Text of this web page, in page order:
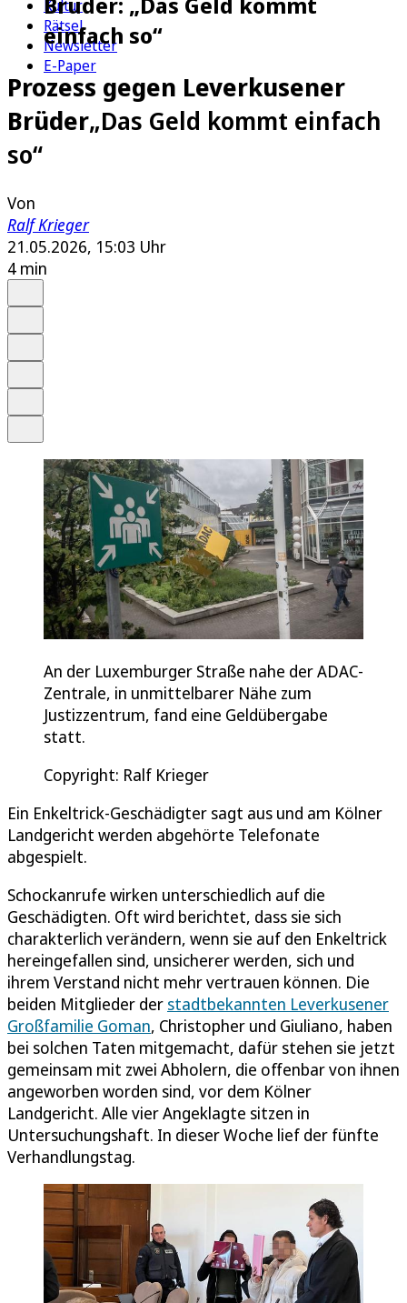
Kultur
Rätsel
Newsletter
E-Paper
einfach so“
Prozess gegen Leverkusener
Brüder„Das Geld kommt einfach
so“
Von
Ralf Krieger
21.05.2026, 15:03 Uhr
4 min
An der Luxemburger Straße nahe der ADAC-
Zentrale, in unmittelbarer Nähe zum
Justizzentrum, fand eine Geldübergabe
statt.
Copyright: Ralf Krieger
Ein Enkeltrick-Geschädigter sagt aus und am Kölner
Landgericht werden abgehörte Telefonate
abgespielt.
Schockanrufe wirken unterschiedlich auf die
Geschädigten. Oft wird berichtet, dass sie sich
charakterlich verändern, wenn sie auf den Enkeltrick
hereingefallen sind, unsicherer werden, sich und
ihrem Verstand nicht mehr vertrauen können. Die
beiden Mitglieder der stadtbekannten Leverkusener
Großfamilie Goman, Christopher und Giuliano, haben
bei solchen Taten mitgemacht, dafür stehen sie jetzt
gemeinsam mit zwei Abholern, die offenbar von ihnen
angeworben worden sind, vor dem Kölner
Landgericht. Alle vier Angeklagte sitzen in
Untersuchungshaft. In dieser Woche lief der fünfte
Verhandlungstag.